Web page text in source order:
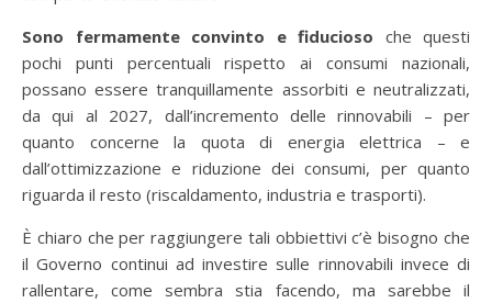
Sono fermamente convinto e fiducioso che questi
pochi punti percentuali rispetto ai consumi nazionali,
possano essere tranquillamente assorbiti e neutralizzati,
da qui al 2027, dall’incremento delle rinnovabili – per
quanto concerne la quota di energia elettrica – e
dall’ottimizzazione e riduzione dei consumi, per quanto
riguarda il resto (riscaldamento, industria e trasporti).
È chiaro che per raggiungere tali obbiettivi c’è bisogno che
il Governo continui ad investire sulle rinnovabili invece di
rallentare, come sembra stia facendo, ma sarebbe il